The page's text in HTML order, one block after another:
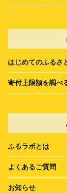
はじめてのふるさ
寄付上限額を調べ
ふるラボとは
よくあるご質問
お知らせ